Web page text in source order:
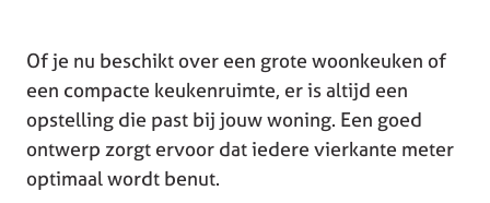
Of je nu beschikt over een grote woonkeuken of
een compacte keukenruimte, er is altijd een
opstelling die past bij jouw woning. Een goed
ontwerp zorgt ervoor dat iedere vierkante meter
optimaal wordt benut.